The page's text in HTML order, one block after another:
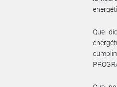
Que